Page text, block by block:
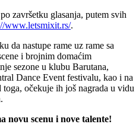
završetku glasanja, putem svih
www.letsmixit.rs/.
da nastupe rame uz rame sa
i brojnim domaćim
sezone u klubu Barutana,
Dance Event festivalu, kao i na
očekuje ih još nagrada u vidu
novu scenu i nove talente!